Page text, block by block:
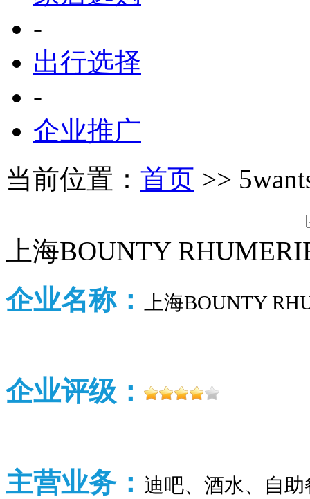
-
出行选择
-
企业推广
当前位置： 首页 >>
上海BOUNTY
企业名称： 上海BOUNTY
企业评级：
主营业务： 迪吧、酒水、自助